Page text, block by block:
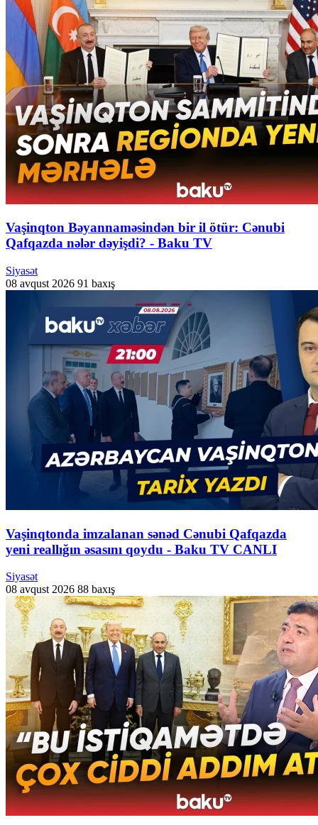
Vaşinqton Bəyannaməsindən bir il ötür: Cənubi
Qafqazda nələr dəyişdi? - Baku TV
Siyasət
08 avqust 2026 91 baxış
Vaşinqtonda imzalanan sənəd Cənubi Qafqazda
yeni reallığın əsasını qoydu - Baku TV CANLI
Siyasət
08 avqust 2026 88 baxış